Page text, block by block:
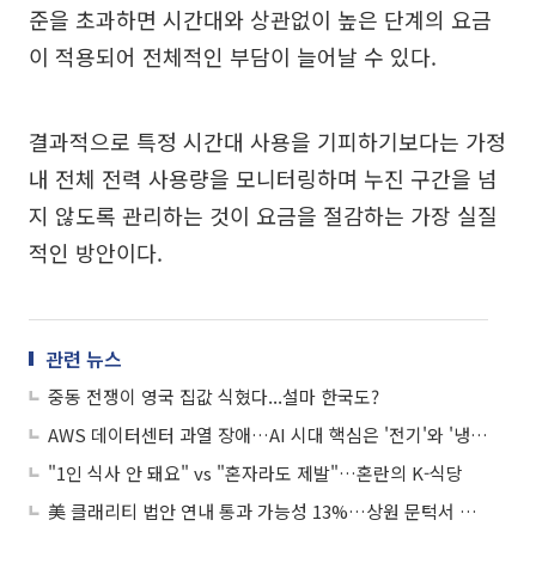
준을 초과하면 시간대와 상관없이 높은 단계의 요금
이 적용되어 전체적인 부담이 늘어날 수 있다.
결과적으로 특정 시간대 사용을 기피하기보다는 가정
내 전체 전력 사용량을 모니터링하며 누진 구간을 넘
지 않도록 관리하는 것이 요금을 절감하는 가장 실질
적인 방안이다.
관련 뉴스
중동 전쟁이 영국 집값 식혔다...설마 한국도?
AWS 데이터센터 과열 장애…AI 시대 핵심은 '전기'와 '냉각'
"1인 식사 안 돼요" vs "혼자라도 제발"…혼란의 K-식당
美 클래리티 법안 연내 통과 가능성 13%…상원 문턱서 제동